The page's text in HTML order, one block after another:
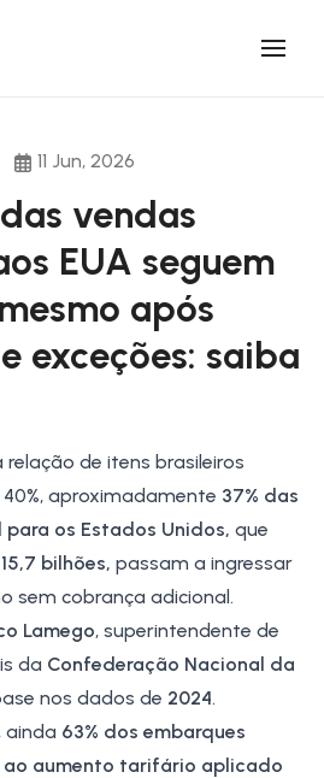
11 Jun, 2026
vendas
EUA seguem
após
exceções: saiba
de itens brasileiros
aproximadamente 37% das
para os Estados Unidos, que
bilhões, passam a ingressar
sem cobrança adicional.
Lamego, superintendente de
da Confederação Nacional da
nos dados de 2024.
ainda 63% dos embarques
ao aumento tarifário aplicado